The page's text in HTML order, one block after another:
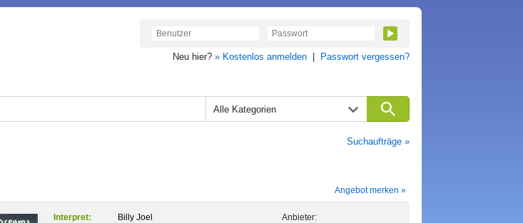
Neu hier? » Kostenlos anmelden Passwort vergessen?
Alle Kategorien
Suchaufträge »
Angebot merken »
Interpret:
Billy Joel
Anbieter: